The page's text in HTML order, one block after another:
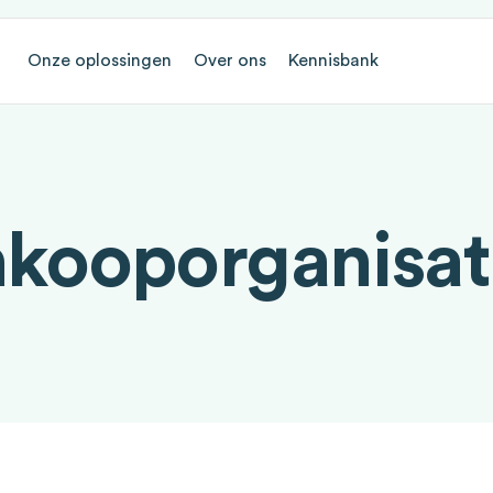
Onze oplossingen Over ons Kennisbank